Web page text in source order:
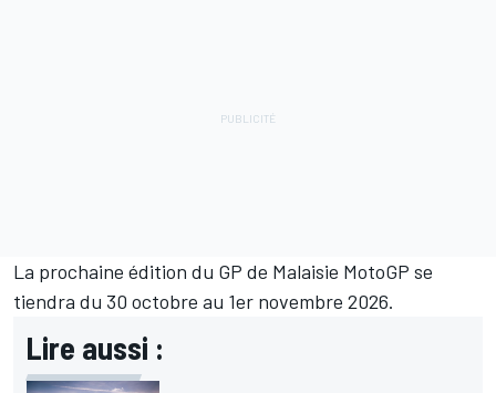
La prochaine édition du GP de Malaisie MotoGP se
tiendra du 30 octobre au 1er novembre 2026.
Lire aussi :